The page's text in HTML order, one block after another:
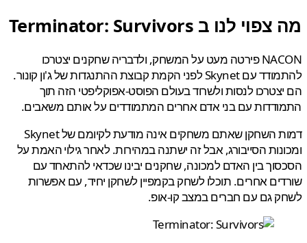
צפוי לנו בTerminator: Survivors
NACON פירטה מעט על המשחק, ולדבריה שחקנים יצטרכו
להתמודד עם Skynet לפני הקמת קבוצת ההתנגדות של ג'ון קונור.
לנסות ולשרוד בעולם הפוסט-אפוקליפטי הזה תוך
עם בני אדם אחרים המתמודדים על אותם משאבים.
דמות השחקן שאתם משחקים אינה מודעת לקיומם של Skynet
הסייבורג, אבל זה ישתנה במהירות. לאחר גילוי האמת על
בין האדם למכונה, שחקנים יבינו שכדאי להתאחד עם
אחרים. תוכלו לשחק בקמפיין לשחקן יחיד, עם אפשרות
גם עם חברים במצב קו-אופ.